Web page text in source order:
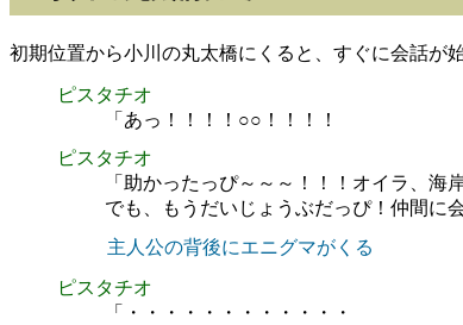
初期位置から小川の丸太橋にくると、すぐに会話が
ピスタチオ
「あっ！！！！○○！！！！
ピスタチオ
「助かったっぴ～～～！！！オイラ、海
でも、もうだいじょうぶだっぴ！仲間に
主人公の背後にエニグマがくる
ピスタチオ
「・・・・・・・・・・・・